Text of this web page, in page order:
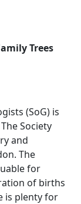
Trees
(SoG) is
Society
and
The
for
of births
is plenty for